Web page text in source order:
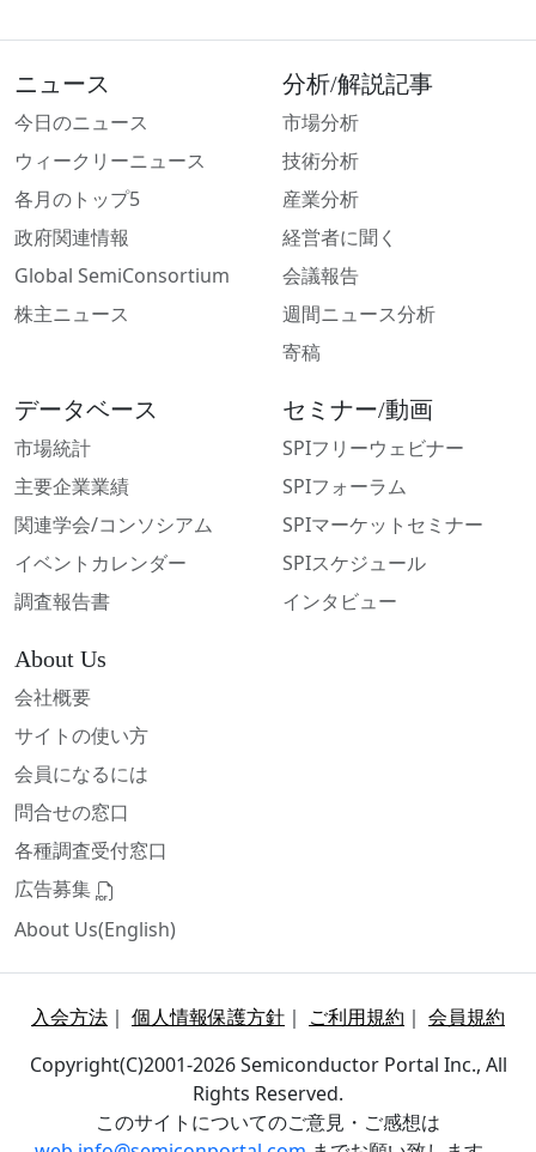
ニュース
今日のニュース
ウィークリーニュース
各月のトップ5
政府関連情報
Global SemiConsortium
株主ニュース
分析/解説記事
市場分析
技術分析
産業分析
経営者に聞く
会議報告
週間ニュース分析
寄稿
データベース
市場統計
主要企業業績
関連学会/コンソシアム
イベントカレンダー
調査報告書
セミナー/動画
SPIフリーウェビナー
SPIフォーラム
SPIマーケットセミナー
SPIスケジュール
インタビュー
About Us
会社概要
サイトの使い方
会員になるには
問合せの窓口
各種調査受付窓口
広告募集
About Us(English)
入会方法 ｜ 個人情報保護方針 ｜ ご利用規約 ｜ 会員規約
Copyright(C)2001-2026 Semiconductor Portal Inc., All
Rights Reserved.
このサイトについてのご意見・ご感想は